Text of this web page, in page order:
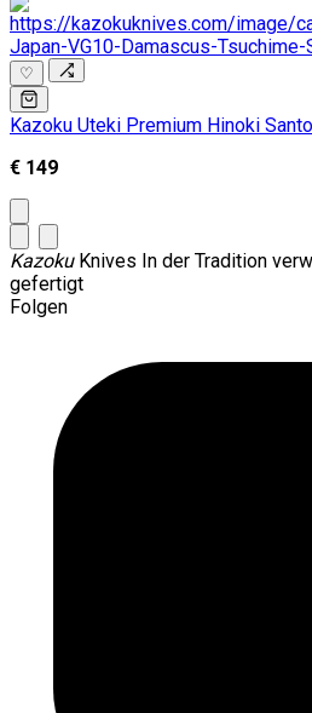
♡
Kazoku Uteki Premium Hinoki
€ 149
KazokuKnives In der Tradition
gefertigt
Folgen